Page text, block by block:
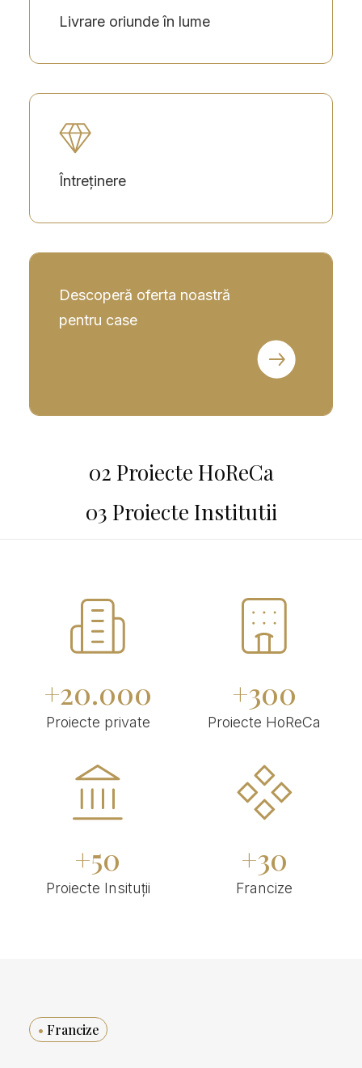
Livrare oriunde în lume
Întreținere
Descoperă oferta noastră
pentru case
02 Proiecte HoReCa
03 Proiecte Institutii
+20.000
Proiecte private
+300
Proiecte HoReCa
+50
Proiecte Insituții
+30
Francize
• Francize